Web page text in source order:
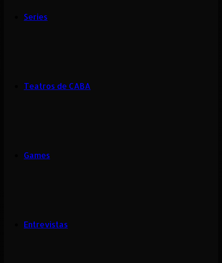
Series
Teatros de CABA
Games
Entrevistas